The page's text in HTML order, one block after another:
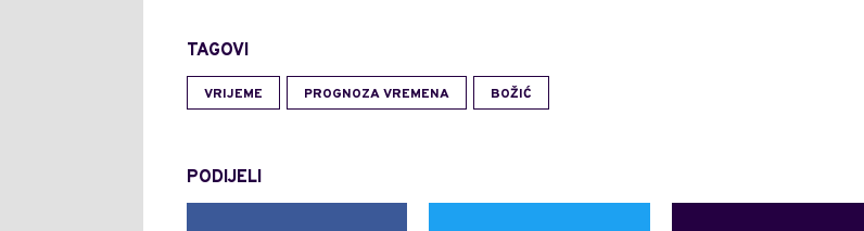
TAGOVI
VRIJEME PROGNOZA VREMENA BOŽIĆ
PODIJELI